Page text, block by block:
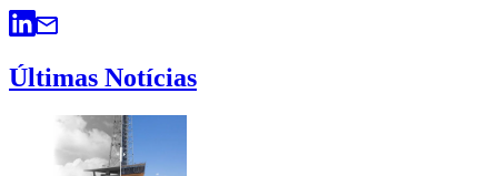
Últimas Notícias